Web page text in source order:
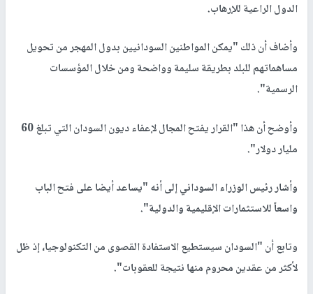
الدول الراعية للإرهاب.
وأضاف أن ذلك "يمكن المواطنين السودانيين بدول المهجر من تحويل
مساهماتهم للبلد بطريقة سليمة وواضحة ومن خلال المؤسسات
الرسمية".
وأوضح أن هذا "القرار يفتح المجال لإعفاء ديون السودان التي تبلغ 60
مليار دولار".
وأشار رئيس الوزراء السوداني إلى أنه "يساعد أيضا على فتح الباب
واسعاً للاستثمارات الإقليمية والدولية".
وتابع أن "السودان سيستطيع الاستفادة القصوى من التكنولوجيا، إذ ظل
لأكثر من عقدين محروم منها نتيجة للعقوبات".